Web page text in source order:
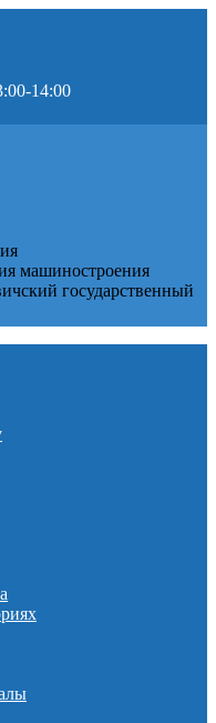
14:00
машиностроения
государственный